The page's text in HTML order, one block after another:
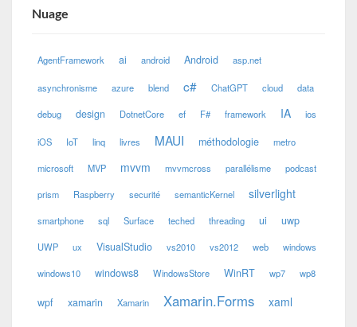
Nuage
AgentFramework ai android Android asp.net
asynchronisme azure blend c# ChatGPT cloud data
debug design DotnetCore ef F# framework IA ios
iOS IoT linq livres MAUI méthodologie metro
microsoft MVP mvvm mvvmcross parallélisme podcast
prism Raspberry securité semanticKernel silverlight
smartphone sql Surface teched threading ui uwp
UWP ux VisualStudio vs2010 vs2012 web windows
windows10 windows8 WindowsStore WinRT wp7 wp8
wpf xamarin Xamarin Xamarin.Forms xaml